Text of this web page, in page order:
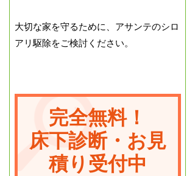
大切な家を守るために、アサンテのシロ
アリ駆除をご検討ください。
完全無料！
床下診断・お見
積り受付中